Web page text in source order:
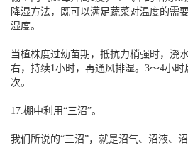
降湿方法，既可以满足蔬菜对温度的需
湿度。
当植株度过幼苗期，抵抗力稍强时，浇
右，持续1小时，再通风排湿。3～4小
次。
17.棚中利用“三沼”。
我们所说的“三沼”，就是沼气、沼液、沼